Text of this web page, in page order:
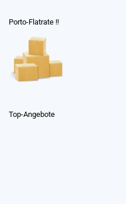
Porto-Flatrate !!
Top-Angebote